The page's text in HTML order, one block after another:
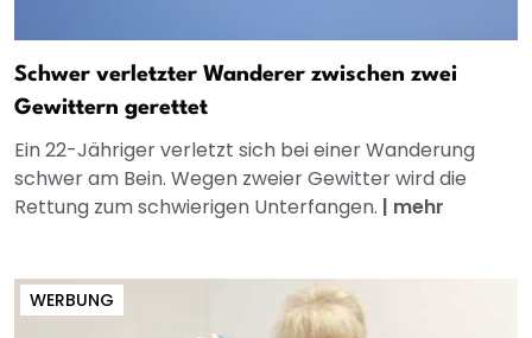
Schwer verletzter Wanderer zwischen zwei
Gewittern gerettet
Ein 22-Jähriger verletzt sich bei einer Wanderung
schwer am Bein. Wegen zweier Gewitter wird die
Rettung zum schwierigen Unterfangen. | mehr
WERBUNG